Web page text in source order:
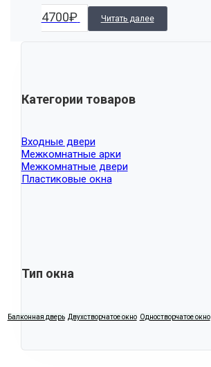
4700₽ Читать далее
Категории товаров
Входные двери
Межкомнатные арки
Межкомнатные двери
Пластиковые окна
Тип окна
Балконная дверь Двухстворчатое окно Одностворчатое окно